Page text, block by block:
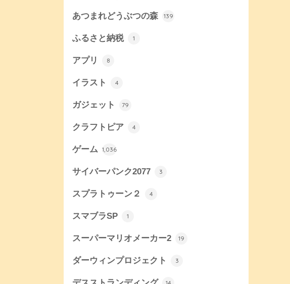
あつまれどうぶつの森 139
ふるさと納税 1
アプリ 8
イラスト 4
ガジェット 79
クラフトピア 4
ゲーム 1,036
サイバーパンク2077 3
スプラトゥーン２ 4
スマブラSP 1
スーパーマリオメーカー2 19
ダーウィンプロジェクト 3